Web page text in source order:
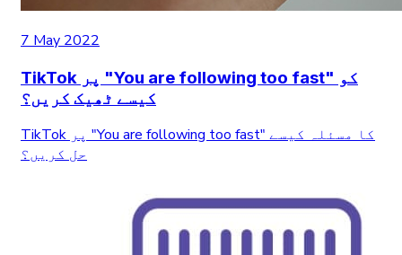
7 May 2022
TikTok پر "You are following too fast" کو
کیسے ٹھیک کریں؟
TikTok پر "You are following too fast" کا مسئلہ کیسے
حل کریں؟